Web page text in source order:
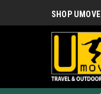
SHOP UMOVE